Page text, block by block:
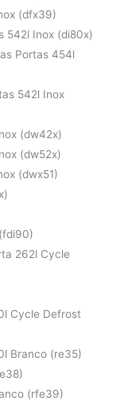
(dfx39)
542l Inox (di80x)
Portas 454l
542l Inox
(dw42x)
(dw52x)
(dwx51)
262l Cycle
Cycle Defrost
Branco (re35)
(rfe39)